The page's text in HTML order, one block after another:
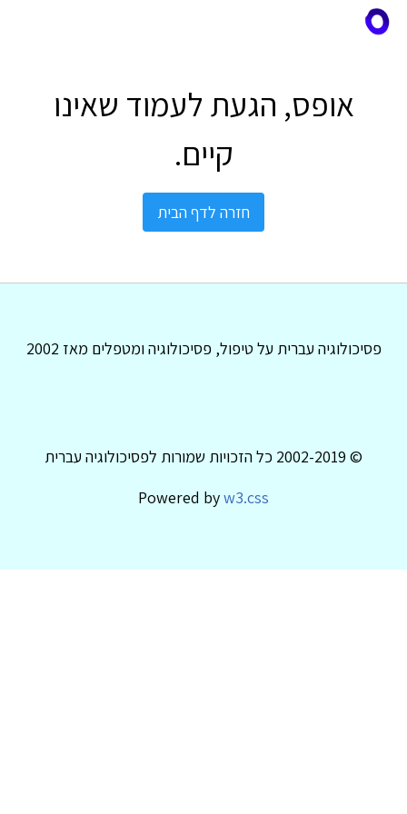
אופס, הגעת לעמוד שאינו
קיים.
חזרה לדף הבית
פסיכולוגיה עברית על טיפול, פסיכולוגיה ומטפלים מאז 2002
© 2002-2019 כל הזכויות שמורות לפסיכולוגיה עברית
Powered byw3.css